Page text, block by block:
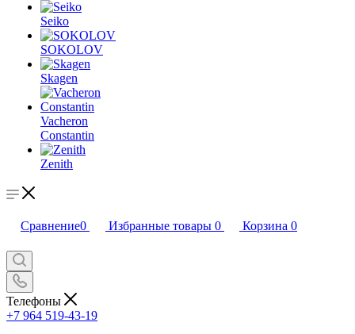
Seiko
SOKOLOV
Skagen
Vacheron
Constantin
Zenith
Сравнение0 Избранные товары 0 Корзина 0
Телефоны
+7 964 519-43-19